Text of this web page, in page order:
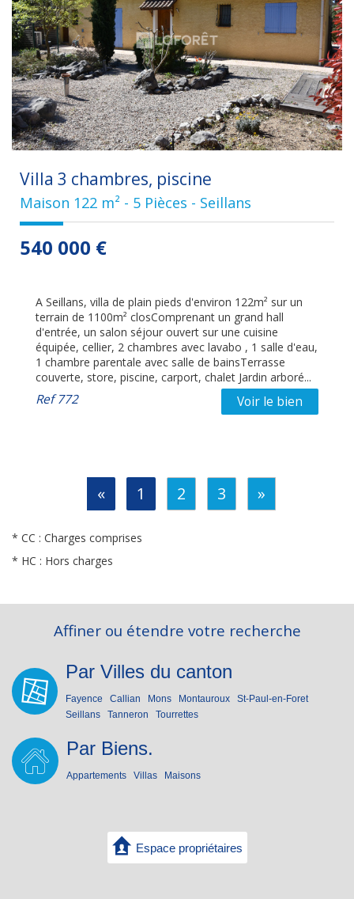
Villa 3 chambres, piscine
Maison 122 m² - 5 Pièces - Seillans
540 000 €
A Seillans, villa de plain pieds d'environ 122m² sur un
terrain de 1100m² closComprenant un grand hall
d'entrée, un salon séjour ouvert sur une cuisine
équipée, cellier, 2 chambres avec lavabo , 1 salle d'eau,
1 chambre parentale avec salle de bainsTerrasse
couverte, store, piscine, carport, chalet Jardin arboré...
Ref772 Voir le bien
« 1 2 3 »
* CC : Charges comprises
* HC : Hors charges
Affiner ou étendre votre recherche
Par Villes du canton
Fayence Callian Mons Montauroux
St-Paul-en-Foret
Seillans
Tanneron Tourrettes
Par Biens.
Appartements Villas Maisons
Espace propriétaires